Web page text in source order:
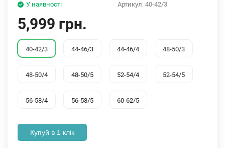
Артикул: 40-42/3
У наявності
5,999 грн.
40-42/3 44-46/3 44-46/4 48-50/3
48-50/4 48-50/5 52-54/4 52-54/5
56-58/4 56-58/5 60-62/5
Купуй в 1 клік